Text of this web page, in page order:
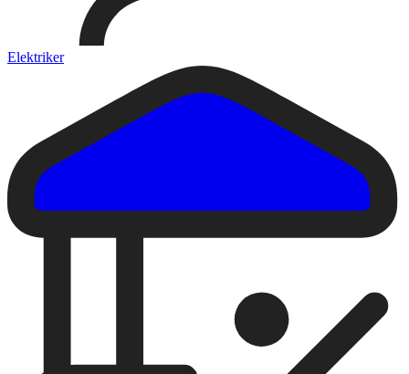
Elektriker